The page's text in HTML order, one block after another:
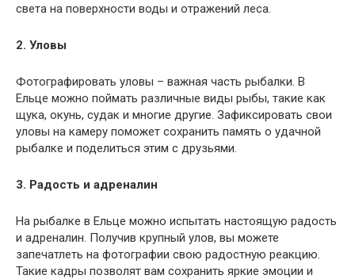
света на поверхности воды и отражений леса.
2. Уловы
Фотографировать уловы – важная часть рыбалки. В
Ельце можно поймать различные виды рыбы, такие как
щука, окунь, судак и многие другие. Зафиксировать свои
уловы на камеру поможет сохранить память о удачной
рыбалке и поделиться этим с друзьями.
3. Радость и адреналин
На рыбалке в Ельце можно испытать настоящую радость
и адреналин. Получив крупный улов, вы можете
запечатлеть на фотографии свою радостную реакцию.
Такие кадры позволят вам сохранить яркие эмоции и